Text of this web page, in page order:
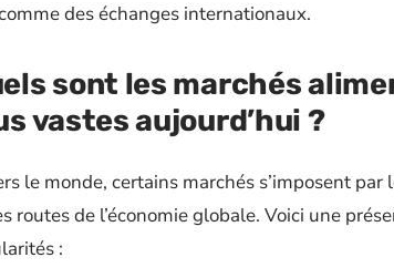
des échanges internationaux.
sont les marchés
vastes aujourd’hui ?
le monde, certains marchés s’imposent
routes de l’économie globale. Voici une
: